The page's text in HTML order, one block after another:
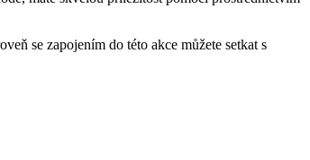
se zapojením do této akce můžete setkat s